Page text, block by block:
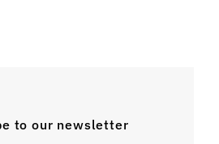
to our newsletter